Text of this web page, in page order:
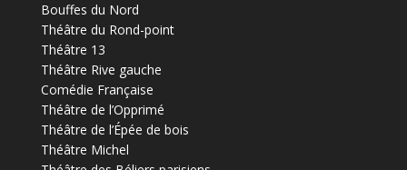
Bouffes du Nord
Théâtre du Rond-point
Théâtre 13
Théâtre Rive gauche
Comédie Française
Théâtre de l’Opprimé
Théâtre de l’Épée de bois
Théâtre Michel